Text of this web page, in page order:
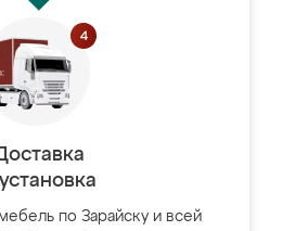
по Зарайску и всей